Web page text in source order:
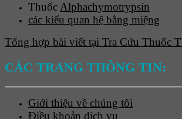
Thuốc Alphachymotrypsin
các kiểu quan hệ bằng miệng
Tổng hợp bài viết tại Tra Cứu Thuốc
CÁC TRANG THÔNG TIN:
Giới thiệu về chúng tôi
Điều khoản dịch vụ